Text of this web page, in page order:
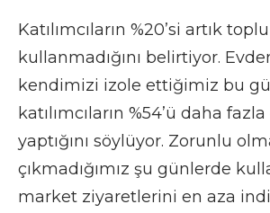
Katılımcıların %20’si artık
kullanmadığını belirtiyor.
kendimizi izole ettiğimiz bu
katılımcıların %54’ü daha
yaptığını söylüyor. Zorunlu
çıkmadığımız şu günlerde
market ziyaretlerini en aza